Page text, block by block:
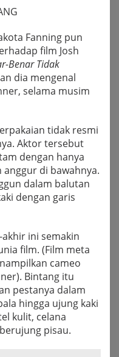
Fanning pun
film Josh
Benar Tidak
dia mengenal
selama musim
tidak resmi
Aktor tersebut
dengan hanya
di bawahnya.
dalam balutan
dengan garis
akhir ini semakin
film. (Film meta
cameo
Bintang itu
pestanya dalam
hingga ujung kaki
kulit, celana
pisau.